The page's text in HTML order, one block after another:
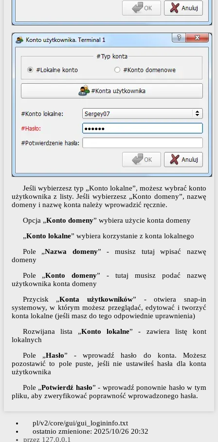
Jeśli wybierzesz typ „Konto lokalne”, możesz wybrać konto
użytkownika z listy. Jeśli wybierzesz „Konto domeny”, nazwę
domeny i nazwę konta należy wprowadzić ręcznie.
Opcja „Konto domeny” wybiera użycie konta domeny
„Konto lokalne” wybiera korzystanie z konta lokalnego
Pole „Nazwa domeny” - musisz tutaj wpisać nazwę
domeny
Pole „Konto domeny” - tutaj musisz podać nazwę
użytkownika konta domeny
Przycisk „Konta użytkowników” - otwiera snap-in
systemowy, w którym możesz przeglądać, edytować i tworzyć
konta lokalne (jeśli masz do tego odpowiednie uprawnienia)
Rozwijana lista „Konto lokalne” - zawiera listę kont
lokalnych
Pole „Hasło” - wprowadź hasło do konta. Możesz
pozostawić to pole puste, jeśli nie ustawiłeś hasła dla konta
użytkownika
Pole „Potwierdź hasło” - wprowadź ponownie hasło w tym
pliku, aby zweryfikować poprawność wprowadzonego hasła.
pl/v2/core/gui/gui_logininfo.txt
ostatnio zmienione: 2025/10/26 20:32
przez 127.0.0.1